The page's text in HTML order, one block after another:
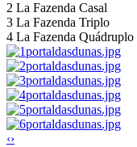
2 La Fazenda Casal
3 La Fazenda Triplo
4 La Fazenda Quádruplo
‹›